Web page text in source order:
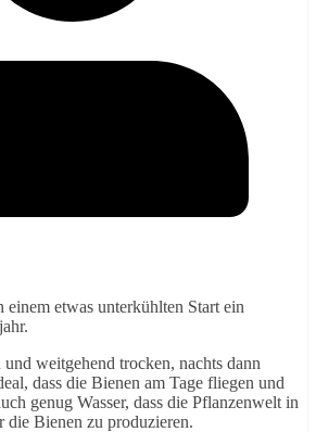
einem etwas unterkühlten Start ein
und weitgehend trocken, nachts dann
dass die Bienen am Tage fliegen und
genug Wasser, dass die Pflanzenwelt in
Bienen zu produzieren.